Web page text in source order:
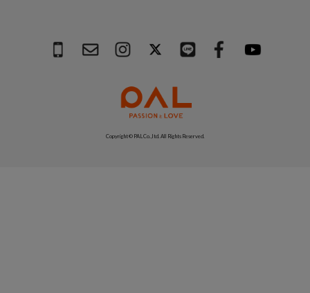
Copyright © PAL Co.,ltd. All Rights Reserved.